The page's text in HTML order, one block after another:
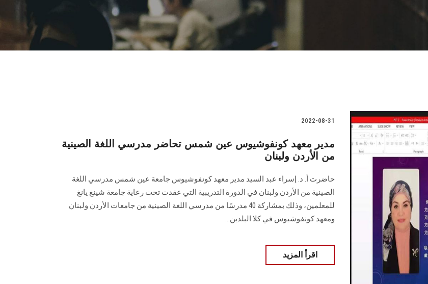
2022-08-31
مدير معهد كونفوشيوس عين شمس تحاضر مدرسي اللغة الصينية
من الأردن ولبنان
حاضرت أ. د. إسراء عبد السيد مدير معهد كونفوشيوس جامعة عين شمس مدرسي اللغة
الصينية من الأردن ولبنان في الدورة التدريبية التي عقدت تحت رعاية جامعة شينغ يانغ
للمعلمين، وذلك بمشاركة 40 مدرسًا من مدرسي اللغة الصينية من جامعات الأردن ولبنان
ومعهد كونفوشيوس في كلا البلدين...
اقرأ المزيد